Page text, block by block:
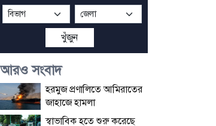
খুঁজুন
আরও সংবাদ
হরমুজ প্রণালিতে আমিরাতের
জাহাজে হামলা
স্বাভাবিক হতে শুরু করেছে